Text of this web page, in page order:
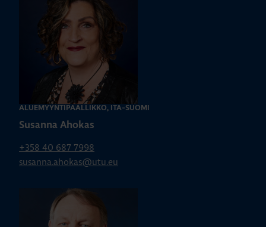
ALUEMYYNTIPÄÄLLIKKÖ, ITÄ-SUOMI
Susanna Ahokas
+358 40 687 7998
susanna.ahokas@utu.eu